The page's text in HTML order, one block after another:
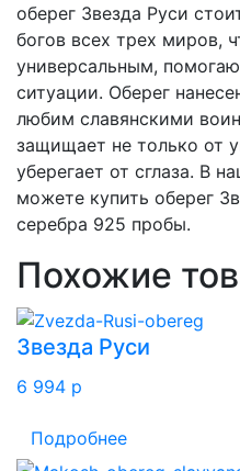
оберег Звезда Руси
богов всех трех миров,
универсальным,
ситуации. Оберег
любим славянскими
защищает не только от
уберегает от сглаза. В
можете купить оберег
серебра 925 пробы.
Похожие
Звезда Руси
6 994 p
Подробнее